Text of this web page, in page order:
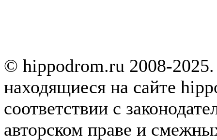
© hippodrom.ru 2008-
находящиеся на сайте
соответствии с
авторском праве и